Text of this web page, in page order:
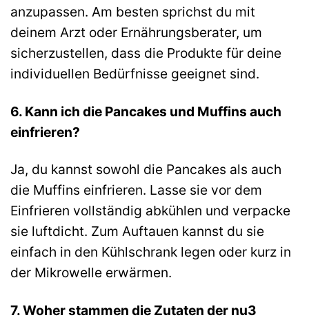
anzupassen. Am besten sprichst du mit
deinem Arzt oder Ernährungsberater, um
sicherzustellen, dass die Produkte für deine
individuellen Bedürfnisse geeignet sind.
6. Kann ich die Pancakes und Muffins auch
einfrieren?
Ja, du kannst sowohl die Pancakes als auch
die Muffins einfrieren. Lasse sie vor dem
Einfrieren vollständig abkühlen und verpacke
sie luftdicht. Zum Auftauen kannst du sie
einfach in den Kühlschrank legen oder kurz in
der Mikrowelle erwärmen.
7. Woher stammen die Zutaten der nu3